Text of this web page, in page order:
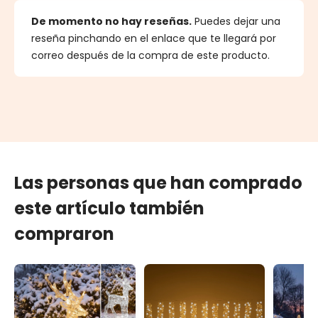
De momento no hay reseñas. Puedes dejar una
reseña pinchando en el enlace que te llegará por
correo después de la compra de este producto.
Las personas que han comprado
este artículo también
compraron